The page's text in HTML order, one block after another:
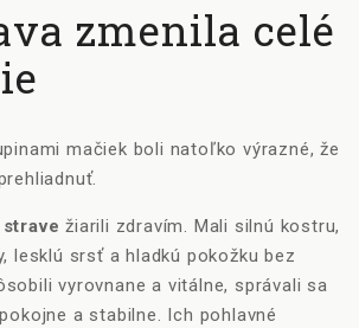
zmenila celé
mačiek boli natoľko výrazné, že
žiarili zdravím. Mali silnú kostru,
lesklú srsť a hladkú pokožku bez
vyrovnane a vitálne, správali sa
a stabilne. Ich pohlavné